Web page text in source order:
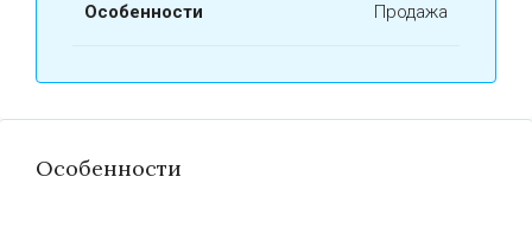
Особенности Продажа
Особенности